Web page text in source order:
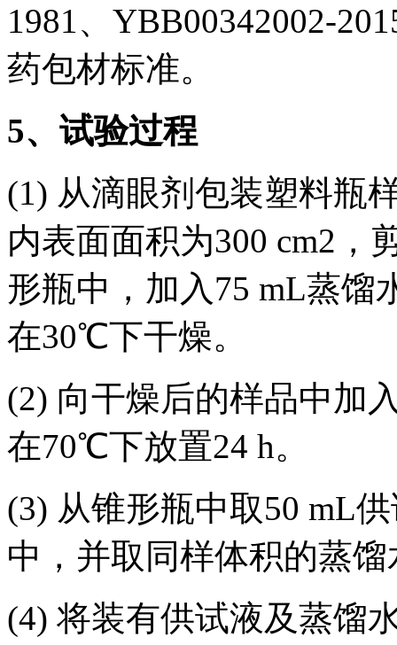
1981、YBB00342002-
药包材标准。
5、试验过程
(1) 从滴眼剂包装塑料瓶
内表面面积为300 cm2，
形瓶中，加入75 mL蒸馏
在30℃下干燥。
(2) 向干燥后的样品中加
在70℃下放置24 h。
(3) 从锥形瓶中取50 mL
中，并取同样体积的蒸
(4) 将装有供试液及蒸馏